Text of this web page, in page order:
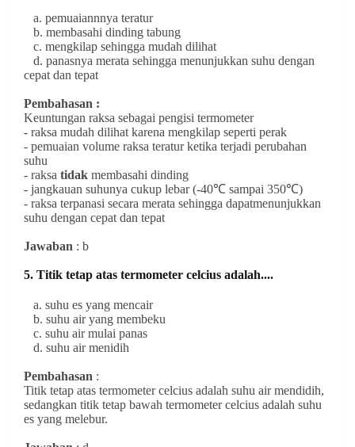
a. pemuaiannnya teratur
b. membasahi dinding tabung
c. mengkilap sehingga mudah dilihat
d. panasnya merata sehingga menunjukkan suhu dengan
cepat dan tepat
Pembahasan :
Keuntungan raksa sebagai pengisi termometer
- raksa mudah dilihat karena mengkilap seperti perak
- pemuaian volume raksa teratur ketika terjadi perubahan
suhu
- raksa tidak membasahi dinding
- jangkauan suhunya cukup lebar (-40℃ sampai 350℃)
- raksa terpanasi secara merata sehingga dapatmenunjukkan
suhu dengan cepat dan tepat
Jawaban : b
5. Titik tetap atas termometer celcius adalah....
a. suhu es yang mencair
b. suhu air yang membeku
c. suhu air mulai panas
d. suhu air menidih
Pembahasan :
Titik tetap atas termometer celcius adalah suhu air mendidih,
sedangkan titik tetap bawah termometer celcius adalah suhu
es yang melebur.